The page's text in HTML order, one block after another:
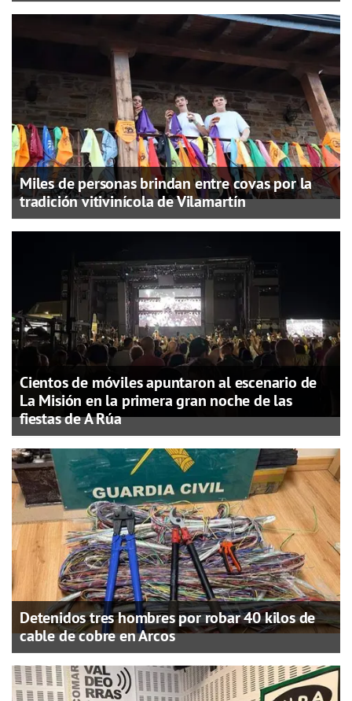
Miles de personas brindan entre covas por la
tradición vitivinícola de Vilamartín
Cientos de móviles apuntaron al escenario de
La Misión en la primera gran noche de las
fiestas de A Rúa
Detenidos tres hombres por robar 40 kilos de
cable de cobre en Arcos